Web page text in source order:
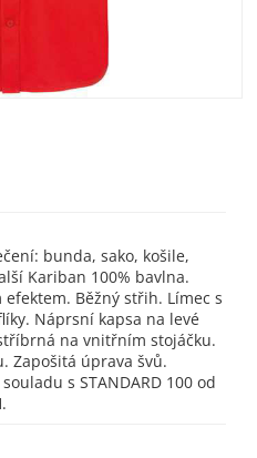
bunda, sako, košile,
Kariban 100% bavlna.
Běžný střih. Límec s
Náprsní kapsa na levé
na vnitřním stojáčku.
Zapošitá úprava švů.
s STANDARD 100 od